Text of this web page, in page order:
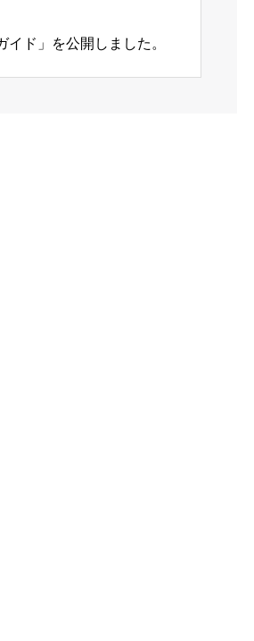
ド」を公開しました。